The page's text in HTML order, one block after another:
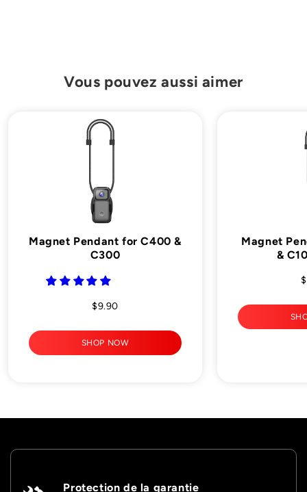
Vous pouvez aussi aimer
Magnet Pendant for C400 &
C300
$9.90
SHOP NOW
Magnet
&
Protection de la garantie